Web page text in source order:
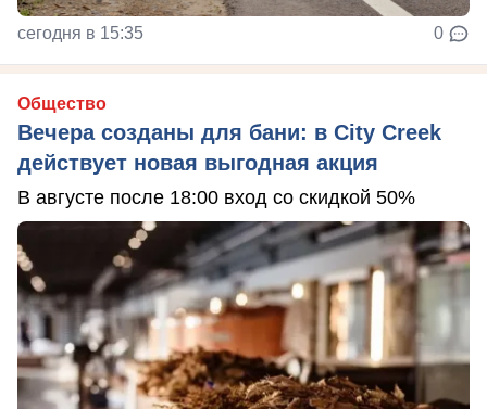
сегодня в 15:35 0
Общество
Вечера созданы для бани: в City Creek
действует новая выгодная акция
В августе после 18:00 вход со скидкой 50%